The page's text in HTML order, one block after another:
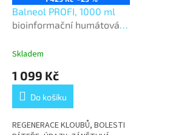
Balneol PROFI, 1000 ml
bioinformační humátová
Skladem
1 099 Kč
Do košíku
REGENERACE KLOUBŮ, BOLESTI